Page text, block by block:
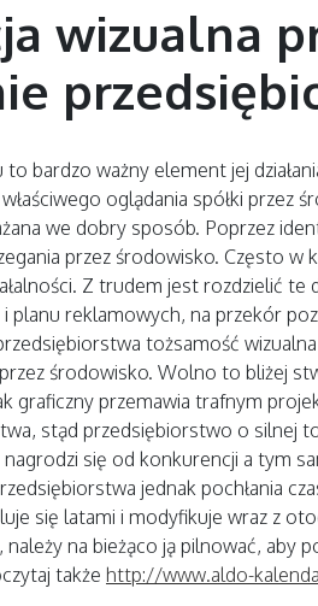
wizualna
bardzo ważny element jej
oglądania spółki przez
we dobry sposób. Poprzez
przez środowisko. Często w
Z trudem jest rozdzielić
planu reklamowych, na przekór
tożsamość
środowisko. Wolno to bliżej
graficzny przemawia trafnym
stąd przedsiębiorstwo o silnej
się od konkurencji a tym
jednak pochłania
się latami i modyfikuje wraz z
należy na bieżąco ją pilnować, aby
także http://www.aldo-